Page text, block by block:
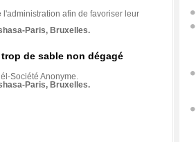
afin de favoriser leur
Paris, Bruxelles.
de sable non dégagé
Société Anonyme.
Paris, Bruxelles.